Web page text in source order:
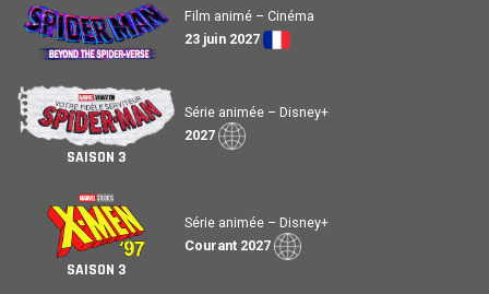
Film animé – Cinéma
23 juin 2027
SAISON 3
Série animée – Disney+
2027
SAISON 3
Série animée – Disney+
Courant 2027